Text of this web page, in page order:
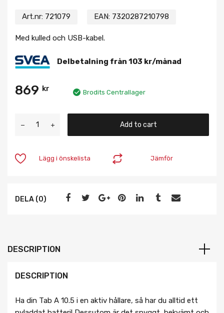
Art.nr: 721079 EAN: 7320287210798
Med kulled och USB-kabel.
Delbetalning från 103 kr/månad
869 kr Brodits Centrallager
Add to cart
Jämför
Lägg i önskelista
DELA (0)
DESCRIPTION
DESCRIPTION
Ha din Tab A 10.5 i en aktiv hållare, så har du alltid ett